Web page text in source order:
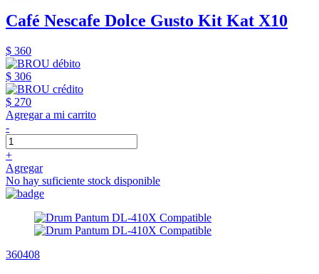
Café Nescafe Dolce Gusto Kit Kat X10
$ 360
$ 306
$ 270
Agregar a mi carrito
-
+
Agregar
No hay suficiente stock disponible
360408